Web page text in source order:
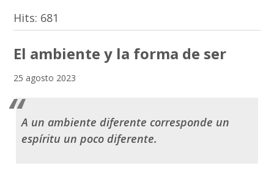
Hits: 681
El ambiente y la forma de ser
25 agosto 2023
A un ambiente diferente corresponde un
espíritu un poco diferente.